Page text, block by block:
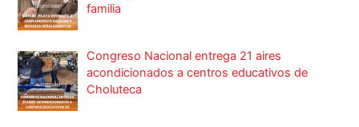
familia
Congreso Nacional entrega 21 aires
acondicionados a centros educativos de
Choluteca